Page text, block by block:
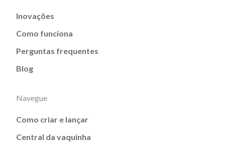
Inovações
Como funciona
Perguntas frequentes
Blog
Navegue
Como criar e lançar
Central da vaquinha